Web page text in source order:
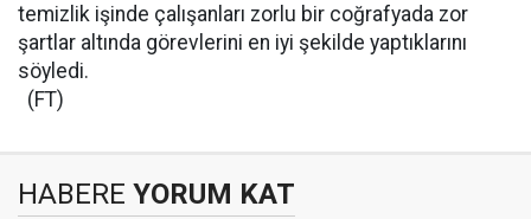
temizlik işinde çalışanları zorlu bir coğrafyada zor
şartlar altında görevlerini en iyi şekilde yaptıklarını
söyledi.
(FT)
HABERE YORUM KAT